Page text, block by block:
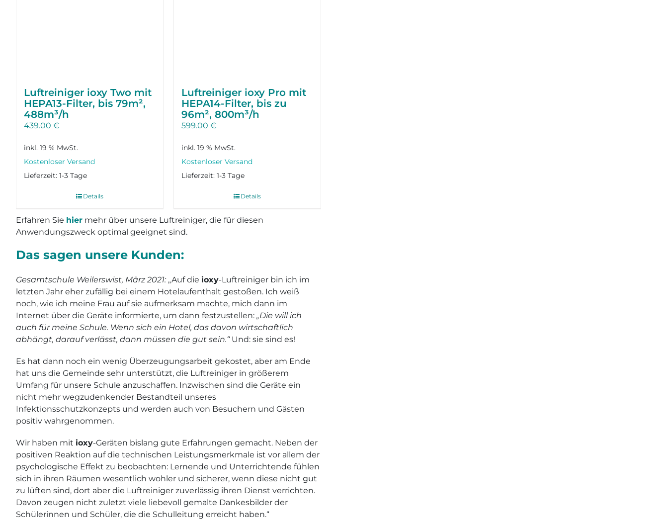
Luftreiniger ioxy Two mit
HEPA13-Filter, bis 79m²,
488m³/h
439.00 €
inkl. 19 % MwSt.
Lieferzeit: 1-3 Tage
Details
Luftreiniger ioxy Pro mit
HEPA14-Filter, bis zu
96m², 800m³/h
599.00€
inkl. 19 % MwSt.
Lieferzeit:1-3 Tage
Details
Erfahren Sie hiermehr über unsere Luftreiniger, die für diesen
Anwendungszweck optimal geeignet sind.
Das sagen unsere Kunden:
Gesamtschule Weilerswist, März 2021:„Auf die ioxy-Luftreiniger bin ich im
letzten Jahr eher zufällig bei einem Hotelaufenthalt gestoßen. Ich weiß
noch, wie ich meine Frau auf sie aufmerksam machte, mich dann im
Internet über die Geräte informierte, um dann festzustellen: „Die will ich
auch für meine Schule. Wenn sich ein Hotel, das davon wirtschaftlich
abhängt, darauf verlässt, dann müssen die gut sein.“Und: sie sind es!
Es hat dann noch ein wenig Überzeugungsarbeit gekostet, aber am Ende
hat uns die Gemeinde sehr unterstützt, die Luftreiniger in größerem
Umfang für unsere Schule anzuschaffen. Inzwischen sind die Geräte ein
nicht mehr wegzudenkender Bestandteil unseres
Infektionsschutzkonzepts und werden auch von Besuchern und Gästen
positiv wahrgenommen.
Wir haben mit ioxy-Geräten bislang gute Erfahrungen gemacht. Neben der
positiven Reaktion auf die technischen Leistungsmerkmale ist vor allem der
psychologische Effekt zu beobachten: Lernende und Unterrichtende fühlen
sich in ihren Räumen wesentlich wohler und sicherer, wenn diese nicht gut
zu lüften sind, dort aber die Luftreiniger zuverlässig ihren Dienst verrichten.
Davon zeugen nicht zuletzt viele liebevoll gemalte Dankesbilder der
Schülerinnen und Schüler, die die Schulleitung erreicht haben.“